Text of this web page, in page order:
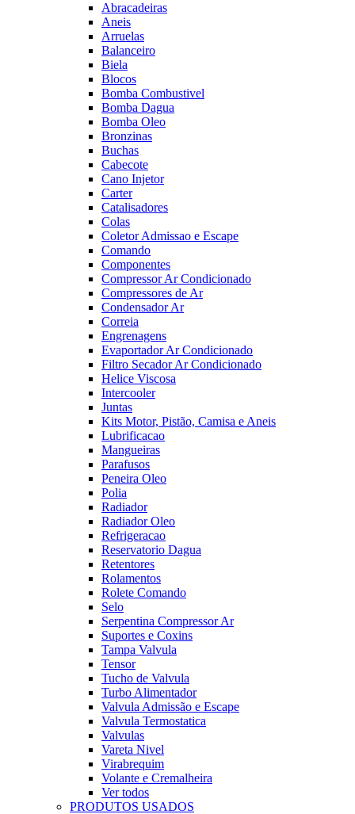
Abracadeiras
Aneis
Arruelas
Balanceiro
Biela
Blocos
Bomba Combustivel
Bomba Dagua
Bomba Oleo
Bronzinas
Buchas
Cabecote
Cano Injetor
Carter
Catalisadores
Colas
Coletor Admissao e Escape
Comando
Componentes
Compressor Ar Condicionado
Compressores de Ar
Condensador Ar
Correia
Engrenagens
Evaportador Ar Condicionado
Filtro Secador Ar Condicionado
Helice Viscosa
Intercooler
Juntas
Kits Motor, Pistão, Camisa e Aneis
Lubrificacao
Mangueiras
Parafusos
Peneira Oleo
Polia
Radiador
Radiador Oleo
Refrigeracao
Reservatorio Dagua
Retentores
Rolamentos
Rolete Comando
Selo
Serpentina Compressor Ar
Suportes e Coxins
Tampa Valvula
Tensor
Tucho de Valvula
Turbo Alimentador
Valvula Admissão e Escape
Valvula Termostatica
Valvulas
Vareta Nivel
Virabrequim
Volante e Cremalheira
Ver todos
PRODUTOS USADOS